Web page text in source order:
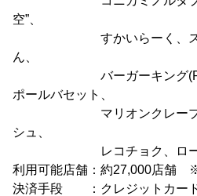
空”、
すかいらーく、スター
ん、
バーガーキング(R)、フ
ポールバセット、
マリオンクレープ、ル
シュ、
レコチョク、ロー
利用可能店舗：約27,000店舗
決済手段 ：クレジットカード